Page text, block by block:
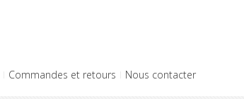
Commandes et retours Nous contacter